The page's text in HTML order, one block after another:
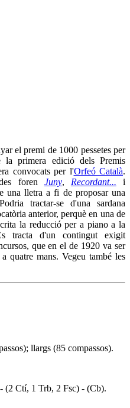
el premi de 1000 pessetes per
la primera edició dels Premis
convocats per l'Orfeó Català.
foren Juny, Recordant... i
una lletra a fi de proposar una
tractar-se d'una sardana
anterior, perquè en una de
la reducció per a piano a la
tracta d'un contingut exigit
que en el de 1920 va ser
quatre mans. Vegeu també les
llargs (85 compassos).
(2 Ctí, 1 Trb, 2 Fsc) - (Cb).